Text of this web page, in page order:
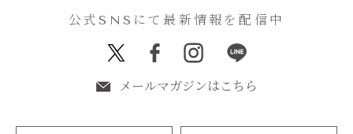
公式SNSにて最新情報を配信中
メールマガジンはこちら